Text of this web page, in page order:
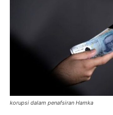
korupsi dalam penafsiran Hamka